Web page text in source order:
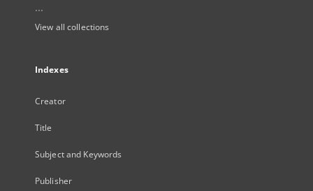
...
View all collections
Indexes
Creator
Title
Subject and Keywords
Publisher